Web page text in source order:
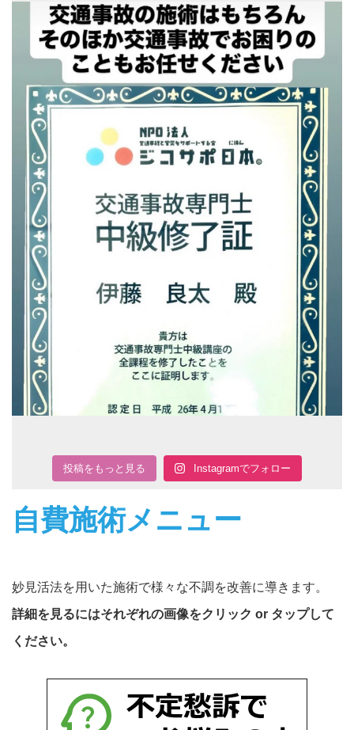
投稿をもっと見る Instagramでフォロー
自費施術メニュー
妙見活法を用いた施術で様々な不調を改善に導きます。
詳細を見るにはそれぞれの画像をクリック or タップして
ください。